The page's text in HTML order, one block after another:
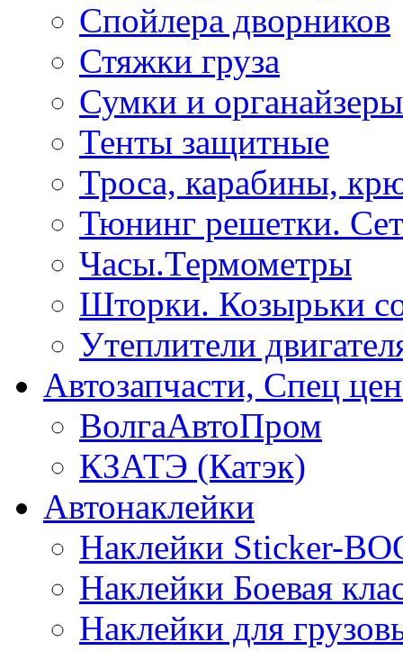
Спойлера дворников
Стяжки груза
Сумки и органайзеры
Тенты защитные
Троса, карабины,
Тюнинг решетки.
Часы.Термометры
Шторки. Козырьки
Утеплители
Автозапчасти, Спец
ВолгаАвтоПром
КЗАТЭ (Катэк)
Автонаклейки
Наклейки Sticker-
Наклейки Боевая
Наклейки для